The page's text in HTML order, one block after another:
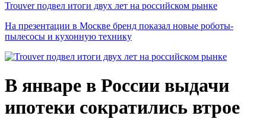
Trouver подвел итоги двух лет на российском рынке
На презентации в Москве бренд показал новые роботы-
пылесосы и кухонную технику
В январе в России выдачи
ипотеки сократились втрое